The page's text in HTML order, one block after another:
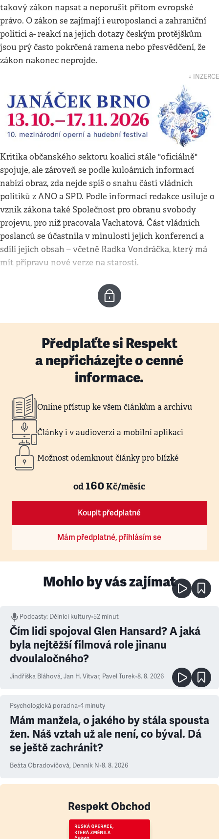
takový zákon napsat a neporušit přitom evropské
právo. O zákon se zajímají i europoslanci a zahraniční
politici a- reakcí na jejich dotazy českým protějškům
jsou prý často pokrčená ramena nebo přesvědčení, že
zákon nakonec neprojde.
↓ INZERCE
Kritika občanského sektoru koalici stále "oficiálně"
spojuje, ale zároveň se podle kuloárních informací
nabízí obraz, zda nejde spíš o snahu části vládních
politiků z ANO a SPD. Podle informací redakce usiluje o
vznik zákona také Společnost pro obranu svobody
projevu, pro niž pracovala Vachatová. Část vládních
poslanců se účastnila v minulosti jejich konferencí a
sdílí jejich obsah – včetně Radka Vondráčka, který má
mít přípravu nové verze na starosti.
Předplaťte si Respekt
a nepřicházejte o cenné
informace.
Online přístup ke všem článkům a archivu
Články i v audioverzi a mobilní aplikaci
Možnost odemknout články pro blízké
od160Kč/měsíc
Koupit předplatné
Mám předplatné, přihlásím se
Mohlo by vás zajímat
Podcasty: Dělníci kultury•52 minut
Čím lidi spojoval Glen Hansard? A jaká
byla nejtěžší filmová role jinanu
dvoulaločného?
Jindřiška Bláhová, Jan H. Vitvar, Pavel Turek•8. 8. 2026
Psychologická poradna•4 minuty
Mám manžela, o jakého by stála spousta
žen. Náš vztah už ale není, co býval. Dá
se ještě zachránit?
Beáta Obradovičová, Denník N•8. 8. 2026
Respekt Obchod